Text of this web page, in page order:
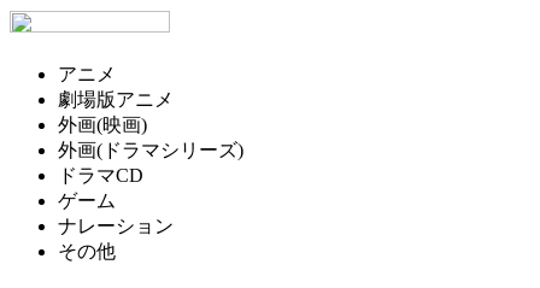
アニメ
劇場版アニメ
外画(映画)
外画(ドラマシリーズ)
ドラマCD
ゲーム
ナレーション
その他